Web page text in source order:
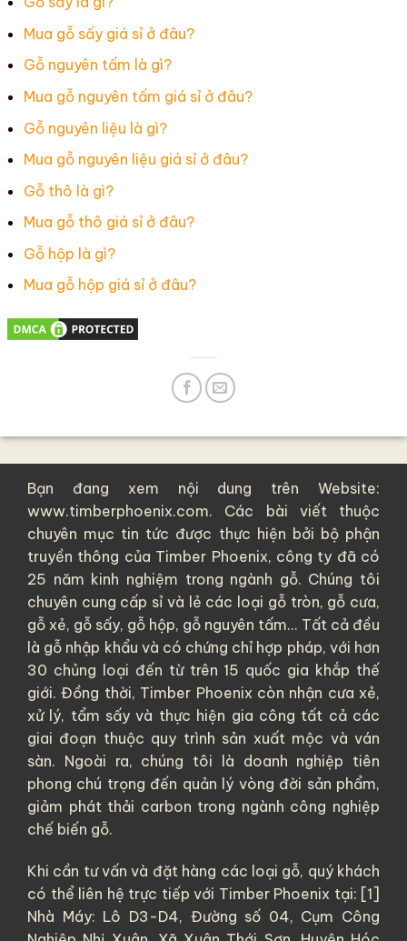
Mua gỗ sấy giá sỉ ở đâu?
Gỗ nguyên tấm là gì?
Mua gỗ nguyên tấm giá sỉ ở đâu?
Gỗ nguyên liệu là gì?
Mua gỗ nguyên liệu giá sỉ ở đâu?
Gỗ thô là gì?
Mua gỗ thô giá sỉ ở đâu?
Gỗ hộp là gì?
Mua gỗ hộp giá sỉ ở đâu?
Bạn đang xem nội dung trên Website:
www.timberphoenix.com. Các bài viết thuộc
chuyên mục tin tức được thực hiện bởi bộ phận
truyền thông của Timber Phoenix, công ty đã có
25 năm kinh nghiệm trong ngành gỗ. Chúng tôi
chuyên cung cấp sỉ và lẻ các loại gỗ tròn, gỗ cưa,
gỗ xẻ, gỗ sấy, gỗ hộp, gỗ nguyên tấm... Tất cả đều
là gỗ nhập khẩu và có chứng chỉ hợp pháp, với hơn
30 chủng loại đến từ trên 15 quốc gia khắp thế
giới. Đồng thời, Timber Phoenix còn nhận cưa xẻ,
xử lý, tẩm sấy và thực hiện gia công tất cả các
giai đoạn thuộc quy trình sản xuất mộc và ván
sàn. Ngoài ra, chúng tôi là doanh nghiệp tiên
phong chú trọng đến quản lý vòng đời sản phẩm,
giảm phát thải carbon trong ngành công nghiệp
chế biến gỗ.
Khi cần tư vấn và đặt hàng các loại gỗ, quý khách
có thể liên hệ trực tiếp với Timber Phoenix tại: [1]
Nhà Máy: Lô D3-D4, Đường số 04, Cụm Công